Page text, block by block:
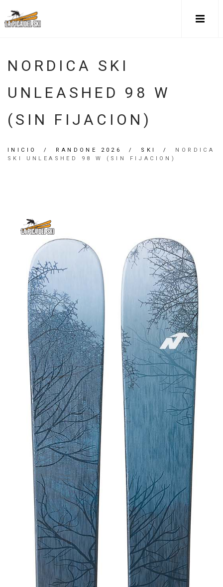
NORDICA SKI
UNLEASHED 98 W
(SIN FIJACION)
INICIO / RANDONE 2026 / SKI / NORDICA
SKI UNLEASHED 98 W (SIN FIJACION)